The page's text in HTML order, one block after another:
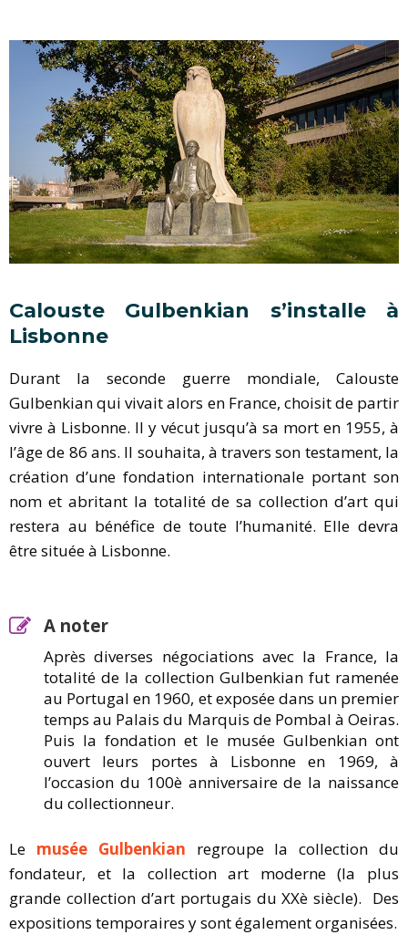
Calouste Gulbenkian s’installe à
Lisbonne
Durant la seconde guerre mondiale, Calouste
Gulbenkian qui vivait alors en France, choisit de partir
vivre à Lisbonne. Il y vécut jusqu’à sa mort en 1955, à
l’âge de 86 ans. Il souhaita, à travers son testament, la
création d’une fondation internationale portant son
nom et abritant la totalité de sa collection d’art qui
restera au bénéfice de toute l’humanité. Elle devra
être située à Lisbonne.
A noter
Après diverses négociations avec la France, la
totalité de la collection Gulbenkian fut ramenée
au Portugal en 1960, et exposée dans un premier
temps au Palais du Marquis de Pombal à Oeiras.
Puis la fondation et le musée Gulbenkian ont
ouvert leurs portes à Lisbonne en 1969, à
l’occasion du 100è anniversaire de la naissance
du collectionneur.
Le musée Gulbenkian regroupe la collection du
fondateur, et la collection art moderne (la plus
grande collection d’art portugais du XXè siècle). Des
expositions temporaires y sont également organisées.